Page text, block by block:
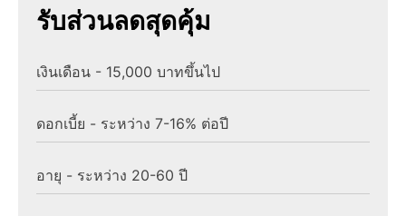
รับส่วนลดสุดคุ้ม
เงินเดือน - 15,000 บาทขึ้นไป
ดอกเบี้ย - ระหว่าง 7-16% ต่อปี
อายุ - ระหว่าง 20-60 ปี